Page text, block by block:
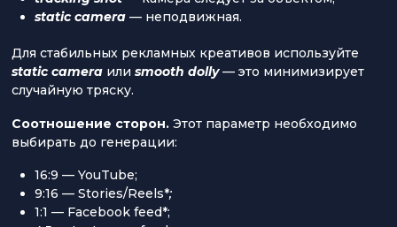
static camera — неподвижная.
Для стабильных рекламных креативов используйте
static camera или smooth dolly— это минимизирует
случайную тряску.
Соотношение сторон. Этот параметр необходимо
выбирать до генерации:
16:9 — YouTube;
9:16 — Stories/Reels*;
1:1 — Facebook feed*;